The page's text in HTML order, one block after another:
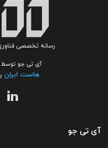
رسانه تخصصی
آی تی جو توسط
هاست ایران
آی تی جو